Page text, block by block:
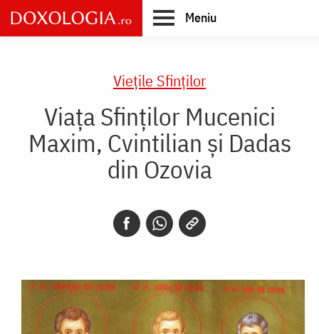
Skip
to
main
Meniu
Vieţile Sfinţilor
Viața Sfinților Mucenici
Maxim, Cvintilian și Dadas
din Ozovia